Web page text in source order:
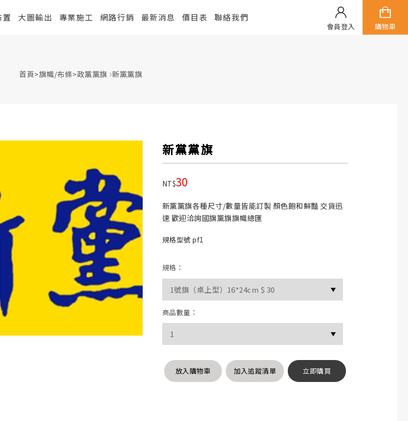
置 大圖輸出 專業施工 網路行銷 最新消息 價目表 聯絡我們
會員登入 購物車
首頁>旗幟/布條>政黨黨旗 新黨黨旗
新黨黨旗
NT$30
新黨黨旗各種尺寸/數量皆能訂製 顏色飽和鮮豔 交貨迅
速 歡迎洽詢國旗黨旗旗幟總匯
規格型號 pf1
規格：
商品數量：
放入購物車 加入追蹤清單 立即購買